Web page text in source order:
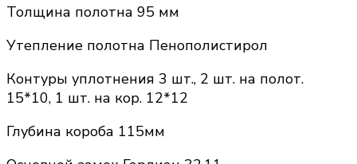
Толщина полотна 95 мм
Утепление полотна Пенополистирол
Контуры уплотнения 3 шт., 2 шт. на полот.
15*10, 1 шт. на кор. 12*12
Глубина короба 115мм